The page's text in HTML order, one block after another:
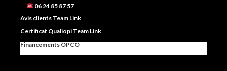
06 24 85 87 57
Avis clients Team Link
Certificat Qualiopi Team Link
Financements OPCO